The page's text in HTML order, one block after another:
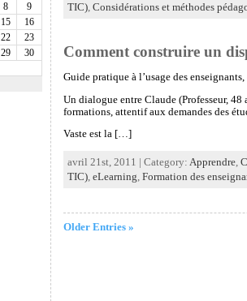
8
9
15
16
22
23
29
30
TIC), Considérations et méthodes
Comment construire un
Guide pratique à l’usage des
Un dialogue entre Claude (Professeur,
formations, attentif aux demandes des
Vaste est la […]
avril 21st, 2011 | Category: Apprendre,
TIC), eLearning, Formation des
Older Entries »